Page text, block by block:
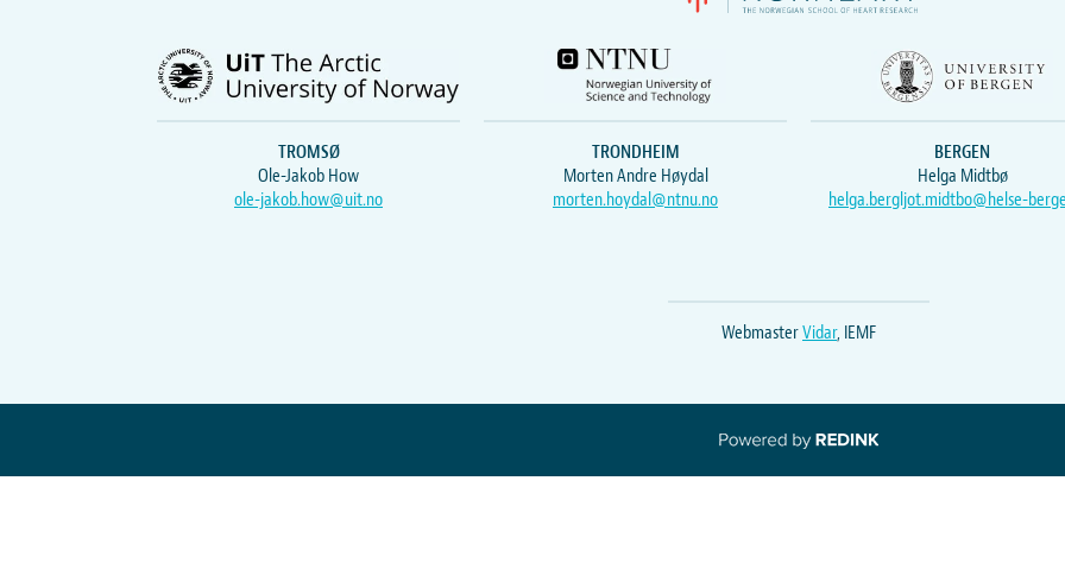
TROMSØ
Ole-Jakob How
ole-jakob.how@uit.no
TRONDHEIM
Morten Andre Høydal
morten.hoydal@ntnu.no
BERGEN
Helga Midtbø
helga.bergljot.midtbo@helse-
WebmasterVidar, IEMF